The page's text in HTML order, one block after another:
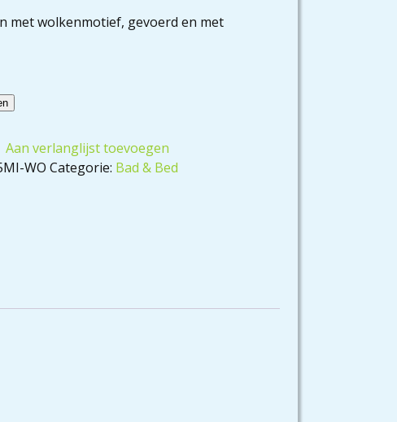
met wolkenmotief, gevoerd en met
Aan verlanglijst toevoegen
WO Categorie: Bad & Bed